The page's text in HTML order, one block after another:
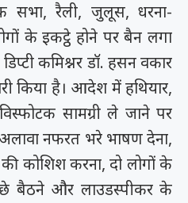
सभा, रैली, जुलूस, धरना-
के इकट्ठे होने पर बैन लगा
कमिश्नर डॉ. हसन वकार
किया है। आदेश में हथियार,
सामग्री ले जाने पर
नफरत भरे भाषण देना,
कोशिश करना, दो लोगों के
बैठने और लाउडस्पीकर के